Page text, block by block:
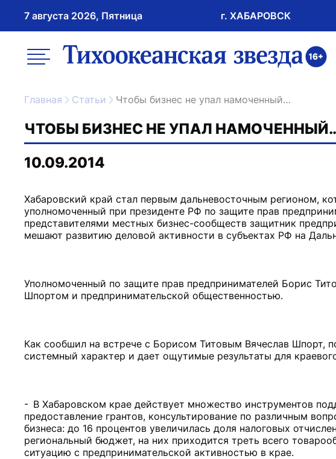
7 августа 2026, Пятница г. ХАБАРОВСК
меню ссылка на главную
Главная Статьи Чтобы бизнес не упал намоченный…
ЧТОБЫ БИЗНЕС НЕ УПАЛ
10.09.2014
Хабаровский край стал первым дальневосточным регионом,
уполномоченный при президенте РФ по защите прав
представителями местных бизнес-сообществ защитник
мешают развитию деловой активности в субъектах РФ на
Уполномоченный по защите прав предпринимателей Борис
Шпортом и предпринимательской общественностью.
Как сообшил на встрече с Борисом Титовым Вячеслав Шпорт,
системный характер и дает ощутимые результаты для
- В Хабаровском крае действует множество инструментов
предоставление грантов, консультирование по различным
бизнеса: до 16 процентов увеличилась доля налоговых
региональный бюджет, на них приходится треть всего
ситуацию с предпринимательской активностью в крае.